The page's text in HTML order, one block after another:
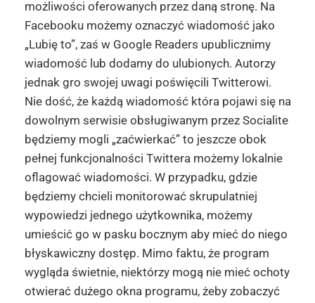
możliwości oferowanych przez daną stronę. Na
Facebooku możemy oznaczyć wiadomość jako
„Lubię to”, zaś w Google Readers upublicznimy
wiadomość lub dodamy do ulubionych. Autorzy
jednak gro swojej uwagi poświęcili Twitterowi.
Nie dość, że każdą wiadomość która pojawi się na
dowolnym serwisie obsługiwanym przez Socialite
będziemy mogli „zaćwierkać” to jeszcze obok
pełnej funkcjonalności Twittera możemy lokalnie
oflagować wiadomości. W przypadku, gdzie
będziemy chcieli monitorować skrupulatniej
wypowiedzi jednego użytkownika, możemy
umieścić go w pasku bocznym aby mieć do niego
błyskawiczny dostęp. Mimo faktu, że program
wygląda świetnie, niektórzy mogą nie mieć ochoty
otwierać dużego okna programu, żeby zobaczyć